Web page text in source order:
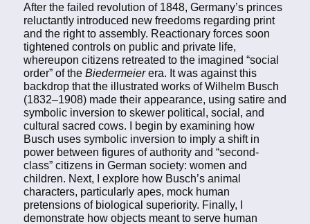
After the failed revolution of 1848, Germany’s princes
reluctantly introduced new freedoms regarding print
and the right to assembly. Reactionary forces soon
tightened controls on public and private life,
whereupon citizens retreated to the imagined “social
order” of the Biedermeierera. It was against this
backdrop that the illustrated works of Wilhelm Busch
(1832–1908) made their appearance, using satire and
symbolic inversion to skewer political, social, and
cultural sacred cows. I begin by examining how
Busch uses symbolic inversion to imply a shift in
power between figures of authority and “second-
class” citizens in German society: women and
children. Next, I explore how Busch’s animal
characters, particularly apes, mock human
pretensions of biological superiority. Finally, I
demonstrate how objects meant to serve human